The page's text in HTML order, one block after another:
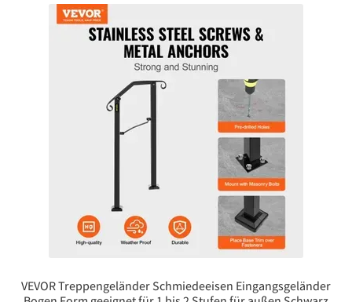
VEVOR Treppengeländer Schmiedeeisen Eingangsgeländer